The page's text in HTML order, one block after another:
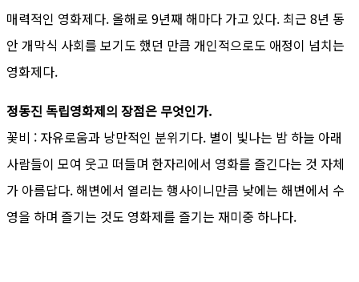
매력적인 영화제다. 올해로 9년째 해마다 가고 있다. 최근 8년 동
안 개막식 사회를 보기도 했던 만큼 개인적으로도 애정이 넘치는
영화제다.
정동진 독립영화제의 장점은 무엇인가.
꽃비 : 자유로움과 낭만적인 분위기다. 별이 빛나는 밤 하늘 아래
사람들이 모여 웃고 떠들며 한자리에서 영화를 즐긴다는 것 자체
가 아름답다. 해변에서 열리는 행사이니만큼 낮에는 해변에서 수
영을 하며 즐기는 것도 영화제를 즐기는 재미중 하나다.